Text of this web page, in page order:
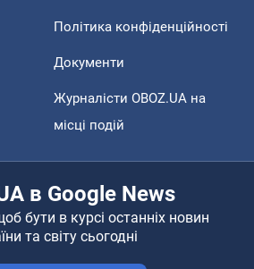
Політика конфіденційності
Документи
Журналісти OBOZ.UA на
місці подій
в Google News
бути в курсі останніх новин
та світу сьогодні